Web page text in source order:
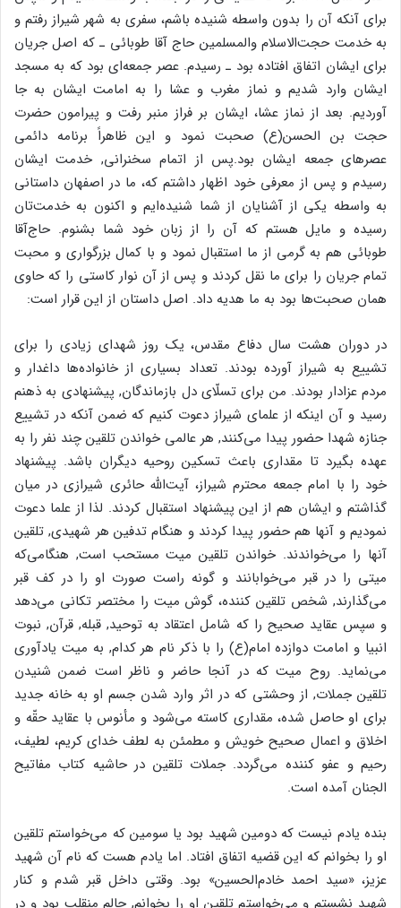
برای آنکه آن را بدون واسطه شنیده باشم، سفری به شهر شیراز رفتم و
به خدمت حجت‌الاسلام والمسلمین حاج آقا طوبائی ـ که اصل جریان
برای ایشان اتفاق افتاده بود ـ رسیدم. عصر جمعه‌ای بود که به مسجد
ایشان وارد شدیم و نماز مغرب و عشا را به امامت ایشان به جا
آوردیم. بعد از نماز عشا، ایشان بر فراز منبر رفت و پیرامون حضرت
حجت بن الحسن(ع) صحبت نمود و این ظاهراً برنامه دائمی
عصر‌های جمعه ایشان بود.پس از اتمام سخنرانی, خدمت ایشان
رسیدم و پس از معرفی خود اظهار داشتم که، ما در اصفهان داستانی
به واسطه یکی از آشنایان از شما شنیده‌ایم و اکنون به خدمت‌تان
رسیده و مایل هستم که آن را از زبان خود شما بشنوم. حاج‌آقا
طوبائی هم به گرمی از ما استقبال نمود و با کمال بزرگواری و محبت
تمام جریان را برای ما نقل کردند و پس از آن نوار کاستی را که حاوی
همان صحبت‌ها بود به ما هدیه داد. اصل داستان از این قرار است:
در دوران هشت سال دفاع مقدس، یک روز شهدای زیادی را برای
تشییع به شیراز آورده بودند. تعداد بسیاری از خانواده‌ها داغدار و
مردم عزادار بودند. من برای تسلّای دل بازماندگان, پیشنهادی به ذهنم
رسید و آن اینکه از علمای شیراز دعوت کنیم که ضمن آنکه در تشییع
جنازه شهدا حضور پیدا می‌کنند, هر عالمی خواندن تلقین چند نفر را به
عهده بگیرد تا مقداری باعث تسکین روحیه دیگران باشد. پیشنهاد
خود را با امام جمعه محترم شیراز، آیت‌الله حائری شیرازی در میان
گذاشتم و ایشان هم از این پیشنهاد استقبال کردند. لذا از علما دعوت
نمودیم و آنها هم حضور پیدا کردند و هنگام تدفین هر شهیدی, تلقین
آنها را می‌خواندند. خواندن تلقین میت مستحب است, هنگامی‌که
میتی را در قبر می‌خوابانند و گونه راست صورت او را در کف قبر
می‌گذارند, شخص تلقین کننده، گوش میت را مختصر تکانی می‌دهد
و سپس عقاید صحیح را که شامل اعتقاد به توحید, قبله, قرآن, نبوت
انبیا و امامت دوازده امام(ع) را با ذکر نام‌ هر کدام, به میت یادآوری
می‌نماید. روح میت که در آنجا حاضر و ناظر است ضمن شنیدن
تلقین جملات, از وحشتی که در اثر وارد شدن جسم او به خانه جدید
برای او حاصل شده، مقداری کاسته می‌شود و مأنوس با عقاید حقّه و
اخلاق و اعمال صحیح خویش و مطمئن به لطف خدای کریم، لطیف،
رحیم و عفو کننده می‌گردد. جملات تلقین در حاشیه کتاب مفاتیح
الجنان آمده است.
بنده یادم نیست که دومین شهید بود یا سومین که می‌خواستم تلقین
او را بخوانم که این قضیه اتفاق افتاد. اما یادم هست که نام آن شهید
عزیز، «سید احمد خادم‌الحسین» بود. وقتی داخل قبر شدم و کنار
شهید نشستم و می‌خواستم تلقین او را بخوانم, حالم منقلب بود و در